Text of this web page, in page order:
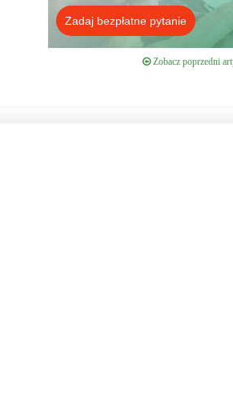
Zadaj bezpłatne pytanie
Zobacz poprzedni